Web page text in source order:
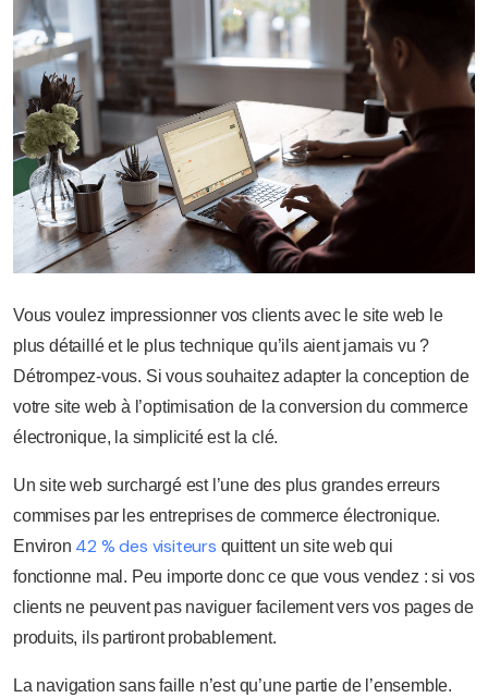
Vous voulez impressionner vos clients avec le site web le
plus détaillé et le plus technique qu’ils aient jamais vu ?
Détrompez-vous. Si vous souhaitez adapter la conception de
votre site web à l’optimisation de la conversion du commerce
électronique, la simplicité est la clé.
Un site web surchargé est l’une des plus grandes erreurs
commises par les entreprises de commerce électronique.
Environ 42 % des visiteurs quittent un site web qui
fonctionne mal. Peu importe donc ce que vous vendez : si vos
clients ne peuvent pas naviguer facilement vers vos pages de
produits, ils partiront probablement.
La navigation sans faille n’est qu’une partie de l’ensemble.